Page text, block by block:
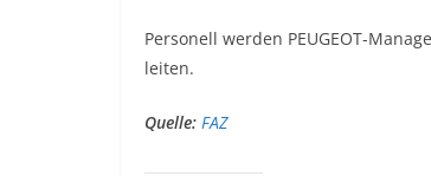
Personell werden PEUGEOT-
leiten.
Quelle: FAZ